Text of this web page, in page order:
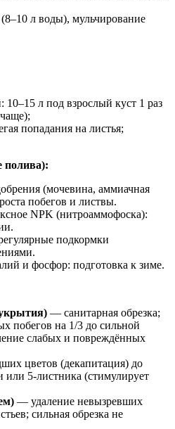
л воды), мульчирование
10–15 л под взрослый куст 1 раз
попадания на листья;
полива):
(мочевина, аммиачная
побегов и листвы.
NPK (нитроаммофоска):
подкормки
и фосфор: подготовка к зиме.
— санитарная обрезка;
побегов на 1/3 до сильной
слабых и повреждённых
цветов (декапитация) до
5‑листника (стимулирует
— удаление невызревших
сильная обрезка не